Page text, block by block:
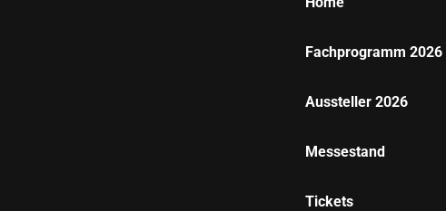
Fachprogramm 2026
Aussteller 2026
Messestand
Tickets